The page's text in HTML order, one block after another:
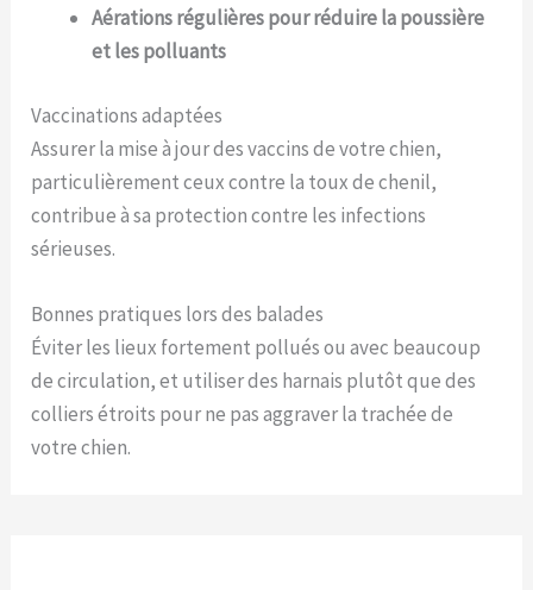
Aérations régulières pour réduire la poussière
et les polluants
Vaccinations adaptées
Assurer la mise à jour des vaccins de votre chien,
particulièrement ceux contre la toux de chenil,
contribue à sa protection contre les infections
sérieuses.
Bonnes pratiques lors des balades
Éviter les lieux fortement pollués ou avec beaucoup
de circulation, et utiliser des harnais plutôt que des
colliers étroits pour ne pas aggraver la trachée de
votre chien.